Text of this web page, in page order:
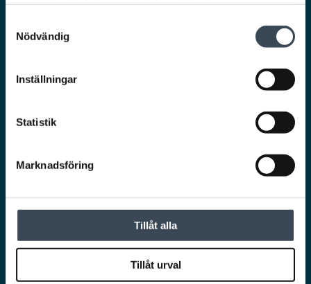
Nödvändig
Inställningar
Statistik
Marknadsföring
Tillåt alla
Tillåt urval
POPULÄRA LÄNKAR